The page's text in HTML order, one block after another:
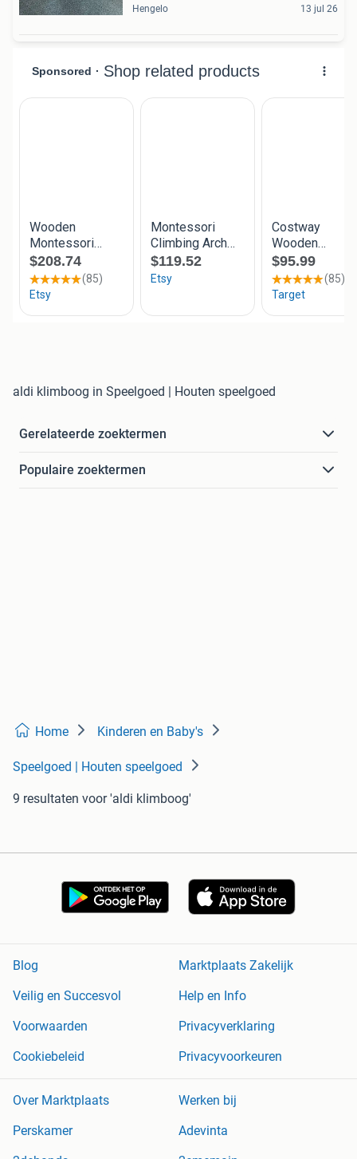
Hengelo 13 jul 26
aldi klimboog in Speelgoed | Houten speelgoed
Gerelateerde zoektermen
Populaire zoektermen
Home Kinderen en Baby's
Speelgoed | Houten speelgoed
9 resultaten voor 'aldi klimboog'
Blog
Marktplaats Zakelijk
Veilig en Succesvol
Help en Info
Voorwaarden
Privacyverklaring
Cookiebeleid
Privacyvoorkeuren
Over Marktplaats
Werken bij
Perskamer
Adevinta